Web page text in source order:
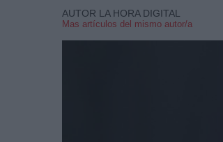
AUTOR LA HORA DIGITAL
Mas artículos del mismo autor/a